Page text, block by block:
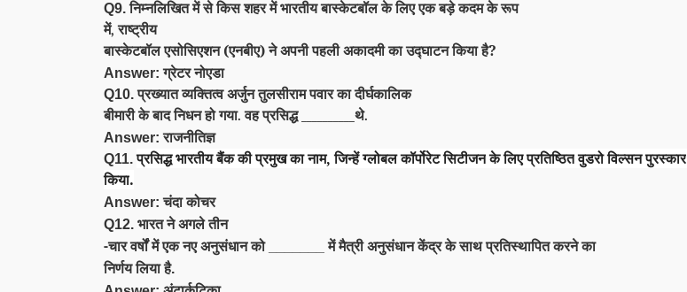
Q9.निम्नलिखित में से किस शहर मेंभारतीय बास्केटबॉल के लिए एक बड़े कदम के रूप
में,राष्ट्रीय
बास्केटबॉल एसोसिएशन (एनबीए) ने अपनी पहली अकादमी का उद्घाटन किया है?
Answer:ग्रेटर नोएडा
Q10.प्रख्यात व्यक्तित्व अर्जुन तुलसीराम पवार का दीर्घकालिक
बीमारी के बाद निधन हो गया.वह प्रसिद्ध थे.
Answer:राजनीतिज्ञ
Q11.प्रसिद्ध भारतीय बैंक की प्रमुख का नाम, जिन्हें ग्लोबल कॉर्पोरेट सिटीजनके लिए प्रतिष्ठितवुडरो विल्सन पुरस्कार
किया.
Answer:चंदा कोचर
Q12. भारत ने अगले तीन
-चार वर्षों में एक नए अनुसंधान को
_______में मैत्री अनुसंधान केंद्र के साथ प्रतिस्थापित करने का
निर्णय लिया है.